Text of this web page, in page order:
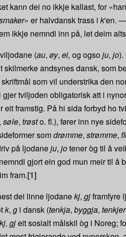
kann dei no ikkje kallast, for «han
» er halvdansk trass i k'en.
ikkje nemndi inn på, let deim
(au, øy, ei, og ogsoju, jo).
skilmerke andsynes dansk, som
som vil understrika den
tviljoden obligatorisk att i
eit framstig. På hi sida forbyd ho
søle, trøsto. fl.), fører inn nye
somdrømme, strømme,
på ljodaneju, jotener òg til å
gjort ein god mun meir til å
fram.[1]
dei linne ljodanekj, gjframfyre
k, gi dansk (tenkja, byggja, tenkjer
kj, gjeit sosialt målskil òg i Noreg;